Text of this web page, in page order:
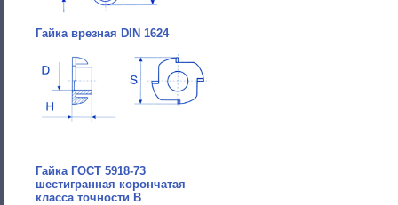
Гайка врезная DIN 1624
Гайка ГОСТ 5918-73
шестигранная корончатая
класса точности В